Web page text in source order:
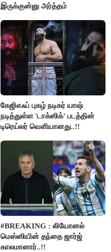
இருக்குன்னு அர்த்தம்
கேஜிஎஃப் புகழ் நடிகர் யாஷ்
நடித்துள்ள 'டாக்‌ஸிக்' படத்தின்
டிரெய்லர் வெளியானது..!!
#BREAKING : லியோனல்
மெஸ்ஸியின் தந்தை ஜார்ஜ்
காலமானார்..!!